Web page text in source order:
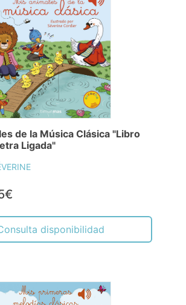
de la Música Clásica "Libro
Ligada"
disponibilidad